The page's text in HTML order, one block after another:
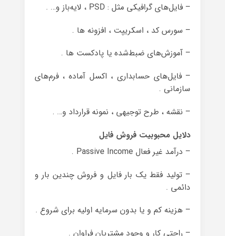
– فایل‌های گرافیکی مثل : PSD ، لایه‌باز و… .
– سورس کد ، اسکریپت ، افزونه ها .
– آموزش‌های ضبط‌شده یا پادکست ها .
– فایل‌های حسابداری ، اکسل آماده ، فرم‌های
سازمانی .
– نقشه ، طرح توجیهی ، نمونه قرارداد و… .
دلایل محبوبیت فروش فایل
– درآمد غیر فعال Passive Income .
– تولید فقط یک بار فایل و فروش چندین بار و
دائمی .
– هزینه‌ کم و یا بدون سرمایه اولیه برای شروع .
– راحتی کار و وجود مشتریان فراوان .